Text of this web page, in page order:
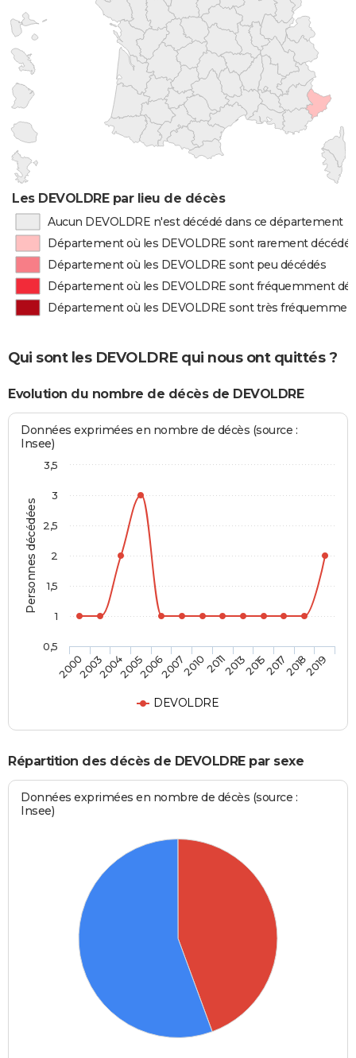
Les DEVOLDRE par lieu de décès
Aucun DEVOLDRE n'est décédé dans ce département
Département où les DEVOLDRE sont rarement décédés
Département où les DEVOLDRE sont peu décédés
Département où les DEVOLDRE sont fréquemment
Département où les DEVOLDRE sont très
Qui sont les DEVOLDRE qui nous ont quittés ?
Evolution du nombre de décès de DEVOLDRE
Personnes décédées
Données exprimées en nombre de décès (source :
Insee)
DEVOLDRE
2000200320042005200620072010201120132015201720182019
0,5
1
1,5
2
2,5
3
3,5
Répartition des décès de DEVOLDRE par sexe
Données exprimées en nombre de décès (source :
Insee)